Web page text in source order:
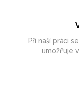
Při naší práci
umožňuje